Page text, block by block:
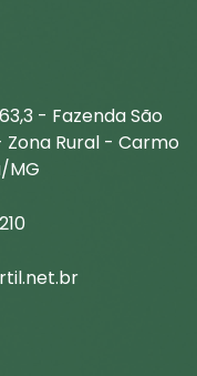
- Fazenda São
Rural - Carmo
MG